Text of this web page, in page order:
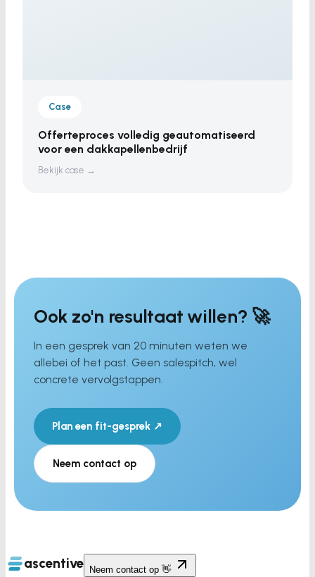
Case
Offerteproces volledig geautomatiseerd
voor een dakkapellenbedrijf
Bekijk case →
Ook zo'n resultaat willen? 🚀
In een gesprek van 20 minuten weten we
allebei of het past. Geen salespitch, wel
concrete vervolgstappen.
Plan een fit-gesprek ↗
Neem contact op
ascentive Neem contact op 👋